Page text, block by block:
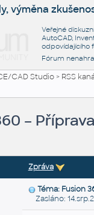
výměna
Veřejné
AutoCAD,
odpovídajícího
Fórum
CAD Studio> RSS
–
Zpráva
Téma: Fusion
Zasláno: